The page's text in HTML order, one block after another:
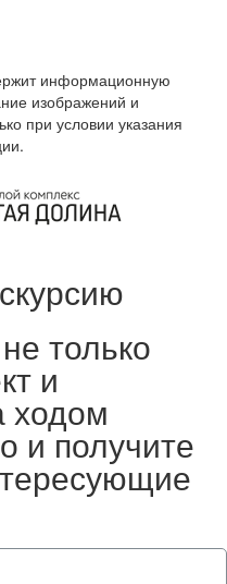
информационную
изображений и
при условии указания
только
и
ходом
и получите